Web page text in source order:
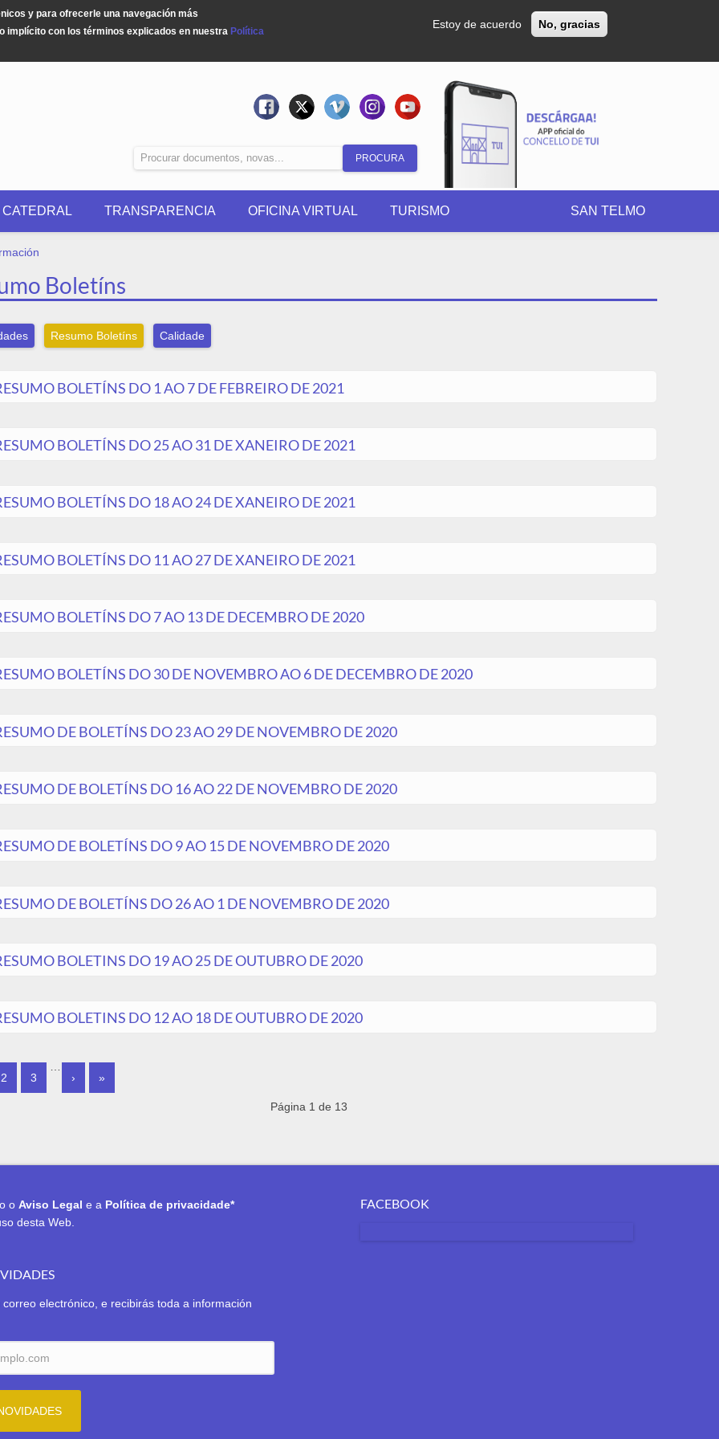
y para ofrecerle una navegación más
implícito con los términos explicados en nuestra Política
Estoy de acuerdo No, gracias
Formulario
de
búsqueda
CATEDRAL TRANSPARENCIA OFICINA VIRTUAL TURISMO SAN TELMO
Boletíns
Resumo Boletíns Calidade
BOLETÍNS DO 1 AO 7 DE FEBREIRO DE 2021
BOLETÍNS DO 25 AO 31 DE XANEIRO DE 2021
BOLETÍNS DO 18 AO 24 DE XANEIRO DE 2021
BOLETÍNS DO 11 AO 27 DE XANEIRO DE 2021
BOLETÍNS DO 7 AO 13 DE DECEMBRO DE 2020
BOLETÍNS DO 30 DE NOVEMBRO AO 6 DE DECEMBRO DE 2020
DE BOLETÍNS DO 23 AO 29 DE NOVEMBRO DE 2020
DE BOLETÍNS DO 16 AO 22 DE NOVEMBRO DE 2020
DE BOLETÍNS DO 9 AO 15 DE NOVEMBRO DE 2020
DE BOLETÍNS DO 26 AO 1 DE NOVEMBRO DE 2020
BOLETINS DO 19 AO 25 DE OUTUBRO DE 2020
BOLETINS DO 12 AO 18 DE OUTUBRO DE 2020
2 3
›
»
Página 1 de 13
o Aviso Legal e a Política de privacidade*
desta Web.
correo electrónico, e recibirás toda a información
FACEBOOK